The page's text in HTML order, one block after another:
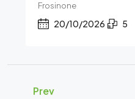
Frosinone
20/10/2026 5
Prev